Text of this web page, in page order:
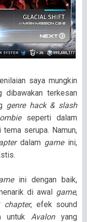
saya mungkin
dibawakan terkesan
genre hack & slash
seperti dalam
serupa. Namun,
dalam game ini,
ini dengan baik,
di awal game,
chapter, efek sound
untuk Avalonyang